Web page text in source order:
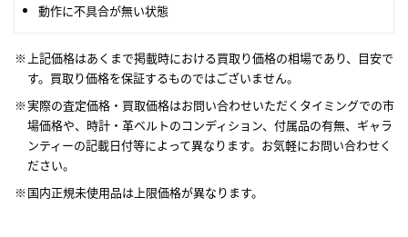
動作に不具合が無い状態
上記価格はあくまで掲載時における買取り価格の相場であり、目安で
す。買取り価格を保証するものではございません。
実際の査定価格・買取価格はお問い合わせいただくタイミングでの市
場価格や、時計・革ベルトのコンディション、付属品の有無、ギャラ
ンティーの記載日付等によって異なります。お気軽にお問い合わせく
ださい。
国内正規未使用品は上限価格が異なります。